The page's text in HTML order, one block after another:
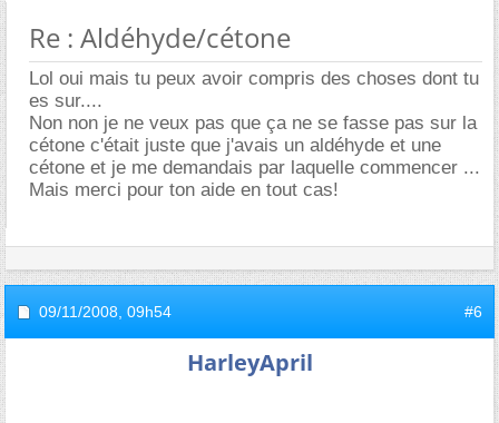
Re : Aldéhyde/cétone
Lol oui mais tu peux avoir compris des choses dont tu
es sur....
Non non je ne veux pas que ça ne se fasse pas sur la
cétone c'était juste que j'avais un aldéhyde et une
cétone et je me demandais par laquelle commencer ...
Mais merci pour ton aide en tout cas!
09/11/2008, 09h54 #6
HarleyApril